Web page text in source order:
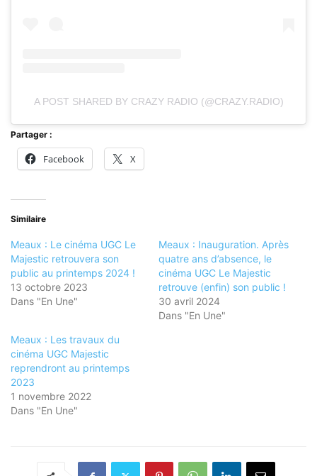
A POST SHARED BY CRAZY RADIO (@CRAZY.RADIO)
Partager :
Facebook X
Similaire
Meaux : Le cinéma UGC Le
Majestic retrouvera son
public au printemps 2024 !
13 octobre 2023
Dans "En Une"
Meaux : Inauguration. Après
quatre ans d’absence, le
cinéma UGC Le Majestic
retrouve (enfin) son public !
30 avril 2024
Dans "En Une"
Meaux : Les travaux du
cinéma UGC Majestic
reprendront au printemps
2023
1 novembre 2022
Dans "En Une"